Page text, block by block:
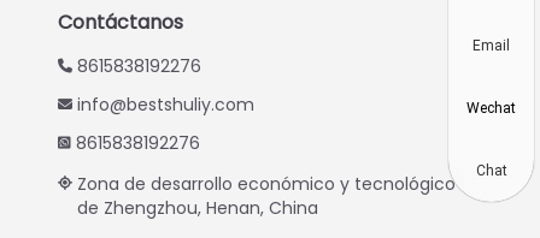
Contáctanos
8615838192276
info@bestshuliy.com
8615838192276
Zona de desarrollo económico y tecnológico
de Zhengzhou, Henan, China
Portuguese
Chinese
Japanese
Email
Wechat
Chat